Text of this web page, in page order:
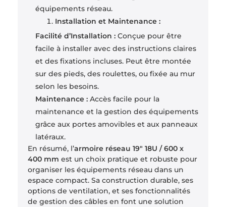
équipements réseau.
Installation et Maintenance :
Facilité d’Installation :Conçue pour être
facile à installer avec des instructions claires
et des fixations incluses. Peut être montée
sur des pieds, des roulettes, ou fixée au mur
selon les besoins.
Maintenance :Accès facile pour la
maintenance et la gestion des équipements
grâce aux portes amovibles et aux panneaux
latéraux.
En résumé, l’armoire réseau 19″ 18U / 600 x
400 mm est un choix pratique et robuste pour
organiser les équipements réseau dans un
espace compact. Sa construction durable, ses
options de ventilation, et ses fonctionnalités
de gestion des câbles en font une solution